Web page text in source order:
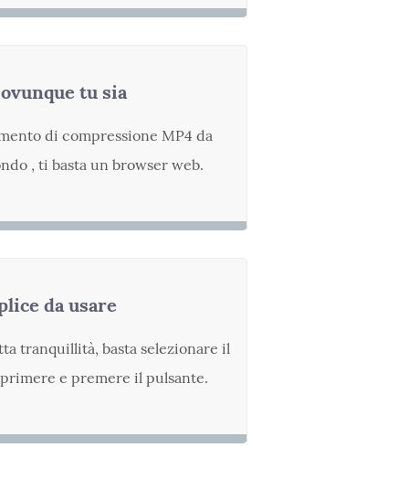
tu sia
di compressione MP4 da
, ti basta un browser web.
da usare
tranquillità, basta selezionare il
e premere il pulsante.